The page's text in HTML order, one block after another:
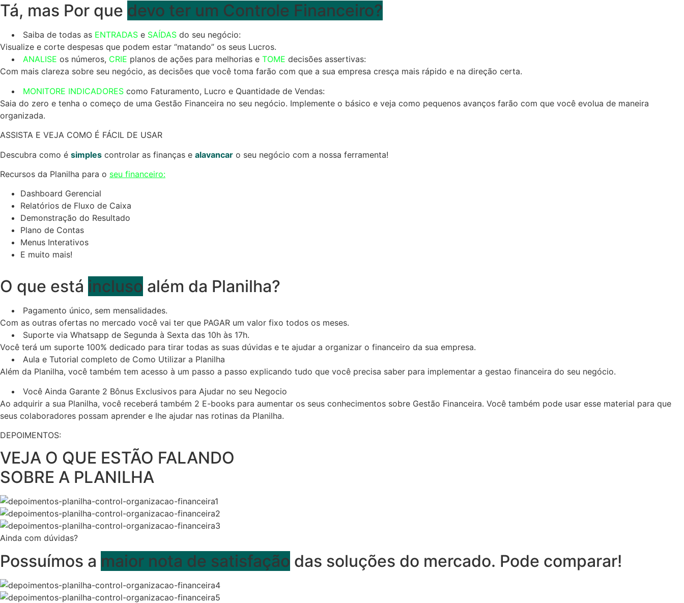
Tá, mas Por que devo ter um Controle Financeiro?
Saiba de todas as ENTRADAS e SAÍDAS do seu negócio:
Visualize e corte despesas que podem estar “matando” os seus Lucros.
ANALISE os números, CRIE planos de ações para melhorias e TOME decisões assertivas:
Com mais clareza sobre seu negócio, as decisões que você toma farão com que a sua empresa cresça mais rápido e na direção certa.
MONITORE INDICADORES como Faturamento, Lucro e Quantidade de Vendas:
Saia do zero e tenha o começo de uma Gestão Financeira no seu negócio. Implemente o básico e veja como pequenos avanços farão com que você evolua de maneira
organizada.
ASSISTA E VEJA COMO É FÁCIL DE USAR
Descubra como é simples controlar as finanças e alavancar o seu negócio com a nossa ferramenta!
Recursos da Planilha para o seu financeiro:
Dashboard Gerencial
Relatórios de Fluxo de Caixa
Demonstração do Resultado
Plano de Contas
Menus Interativos
E muito mais!
O que está incluso além da Planilha?
Pagamento único, sem mensalidades.
Com as outras ofertas no mercado você vai ter que PAGAR um valor fixo todos os meses.
Suporte via Whatsapp de Segunda à Sexta das 10h às 17h.
Você terá um suporte 100% dedicado para tirar todas as suas dúvidas e te ajudar a organizar o financeiro da sua empresa.
Aula e Tutorial completo de Como Utilizar a Planilha
Além da Planilha, você também tem acesso à um passo a passo explicando tudo que você precisa saber para implementar a gestao financeira do seu negócio.
Você Ainda Garante 2 Bônus Exclusivos para Ajudar no seu Negocio
Ao adquirir a sua Planilha, você receberá também 2 E-books para aumentar os seus conhecimentos sobre Gestão Financeira. Você também pode usar esse material para que
seus colaboradores possam aprender e lhe ajudar nas rotinas da Planilha.
DEPOIMENTOS:
VEJA O QUE ESTÃO FALANDO
SOBRE A PLANILHA
Ainda com dúvidas?
Possuímos a maior nota de satisfação das soluções do mercado. Pode comparar!